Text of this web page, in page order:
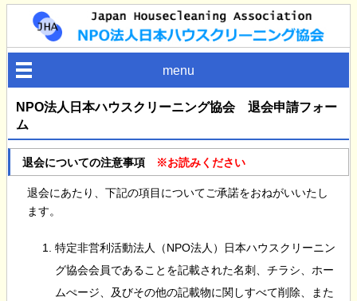
menu
NPO法人日本ハウスクリーニング協会 退会申請フォー
ム
退会についての注意事項 ※お読みください
退会にあたり、下記の項目についてご承諾をおねがいいたし
ます。
特定非営利活動法人（NPO法人）日本ハウスクリーニン
グ協会会員であることを記載された名刺、チラシ、ホー
ムぺージ、及びその他の記載物に関しすべて削除、また